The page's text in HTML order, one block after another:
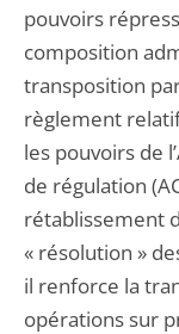
pouvoirs
composition
transposition
règlement
les pouvoirs de
de régulation
rétablissement
« résolution »
il renforce la
opérations sur